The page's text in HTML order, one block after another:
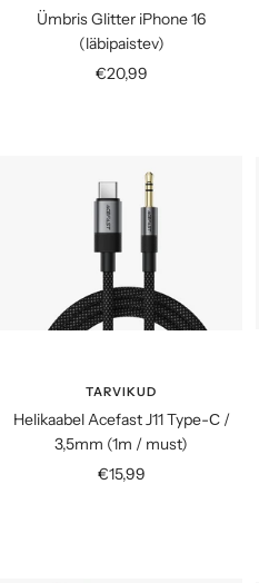
Ümbris Glitter iPhone 16
(läbipaistev)
Soodushind
€20,99
TARVIKUD
Helikaabel Acefast J11 Type-С /
3,5mm (1m / must)
Soodushind
€15,99